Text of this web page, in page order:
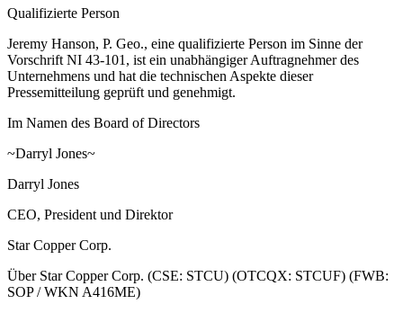
Qualifizierte Person
Jeremy Hanson, P. Geo., eine qualifizierte Person im Sinne der
Vorschrift NI 43-101, ist ein unabhängiger Auftragnehmer des
Unternehmens und hat die technischen Aspekte dieser
Pressemitteilung geprüft und genehmigt.
Im Namen des Board of Directors
~Darryl Jones~
Darryl Jones
CEO, President und Direktor
Star Copper Corp.
Über Star Copper Corp. (CSE: STCU) (OTCQX: STCUF) (FWB:
SOP / WKN A416ME)